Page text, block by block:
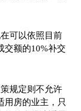
可以依照目前
交额的10%补交
规定则不允许
用房的业主，只